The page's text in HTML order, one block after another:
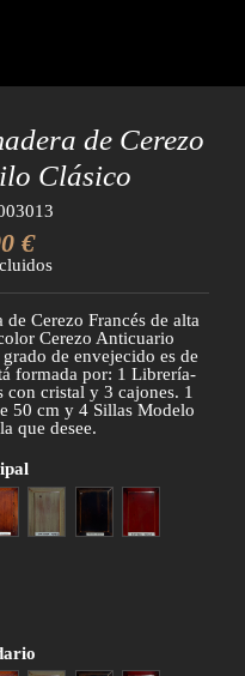
de Cerezo
Clásico
€
Cerezo Francés de alta
Cerezo Anticuario
de envejecido es de
formada por: 1 Librería-
cristal y 3 cajones. 1
50 cm y 4 Sillas Modelo
que desee.
Nogal anticuario
Patina grisPatina negra